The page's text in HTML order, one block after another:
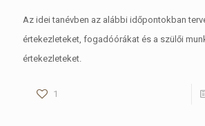
Az idei tanévben az alábbi időpontokban
értekezleteket, fogadóórákat és a szülői
értekezleteket.
1